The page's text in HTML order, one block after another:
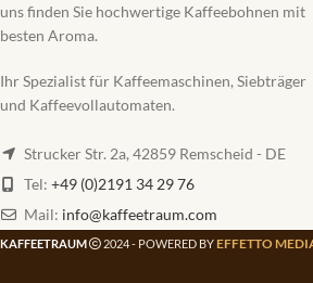
uns finden Sie hochwertige Kaffeebohnen mit
besten Aroma.
Ihr Spezialist für Kaffeemaschinen, Siebträger
und Kaffeevollautomaten.
Strucker Str. 2a, 42859 Remscheid - DE
Tel: +49 (0)2191 34 29 76
Mail: info@kaffeetraum.com
KAFFEETRAUM 2024 - POWERED BY EFFETTO